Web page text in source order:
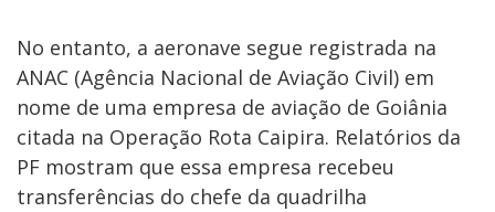
No entanto, a aeronave segue registrada na
ANAC (Agência Nacional de Aviação Civil) em
nome de uma empresa de aviação de Goiânia
citada na Operação Rota Caipira. Relatórios da
PF mostram que essa empresa recebeu
transferências do chefe da quadrilha